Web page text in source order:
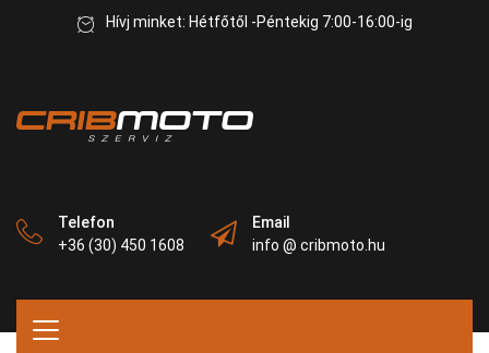
Hívj minket: Hétfőtől -Péntekig 7:00-16:00-ig
Telefon
+36 (30) 450 1608
Email
info @ cribmoto.hu